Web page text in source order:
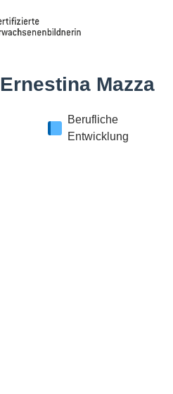
Mazza
Berufliche
Entwicklung